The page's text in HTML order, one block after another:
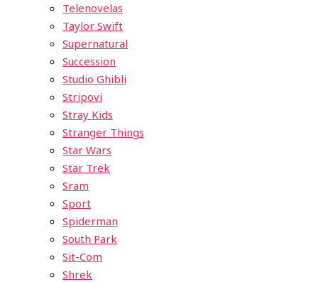
Telenovelas
Taylor Swift
Supernatural
Succession
Studio Ghibli
Stripovi
Stray Kids
Stranger Things
Star Wars
Star Trek
Sram
Sport
Spiderman
South Park
Sit-Com
Shrek